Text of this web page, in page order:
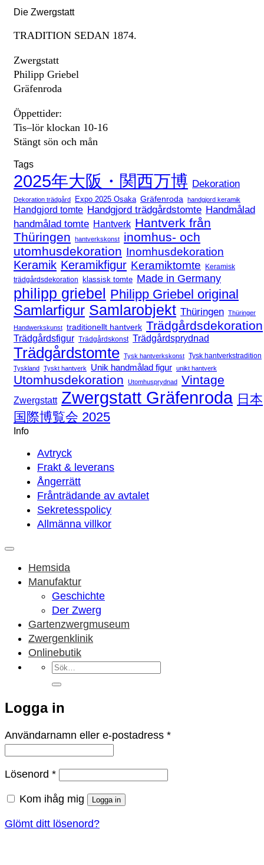
Die Zwergstatt
TRADITION SEDAN 1874.
Zwergstatt
Philipp Griebel
Gräfenroda
Öppettider:
Tis–lör klockan 10-16
Stängt sön och mån
Tags
2025年大阪・関西万博 Dekoration
Dekoration trädgård Expo 2025 Osaka Gräfenroda handgjord keramik
Handgjord tomte Handgjord trädgårdstomte Handmålad
handmålad tomte Hantverk Hantverk från
Thüringen
hantverkskonst
inomhus- och
utomhusdekoration Inomhusdekoration
Keramik Keramikfigur Keramiktomte
Keramisk
trädgårdsdekoration
klassisk tomte Made in Germany
philipp griebel Philipp Griebel original
Samlarfigur Samlarobjekt Thüringen Thüringer
Handwerkskunst traditionellt hantverk Trädgårdsdekoration
Trädgårdsfigur Trädgårdskonst Trädgårdsprydnad
Trädgårdstomte Tysk hantverkskonst Tysk hantverkstradition
Tyskland Tyskt hantverk Unik handmålad figur unikt hantverk
Utomhusdekoration Utomhusprydnad Vintage
Zwergstatt Zwergstatt Gräfenroda 日本
国際博覧会 2025
Info
Avtryck
Frakt & leverans
Ångerrätt
Frånträdande av avtalet
Sekretesspolicy
Allmänna villkor
Hemsida
Manufaktur
Geschichte
Der Zwerg
Gartenzwergmuseum
Zwergenklinik
Onlinebutik
Sök
efter:
Logga in
Användarnamn eller e-postadress *Obligatoriskt
Lösenord *Obligatoriskt
Kom ihåg mig Logga in
Glömt ditt lösenord?